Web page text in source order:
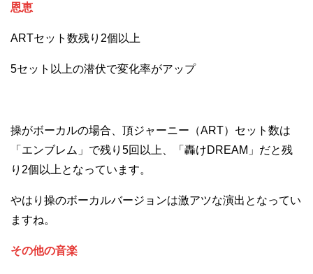
恩恵
ARTセット数残り2個以上
5セット以上の潜伏で変化率がアップ
操がボーカルの場合、頂ジャーニー（ART）セット数は
「エンブレム」で残り5回以上、「轟けDREAM」だと残
り2個以上となっています。
やはり操のボーカルバージョンは激アツな演出となってい
ますね。
その他の音楽